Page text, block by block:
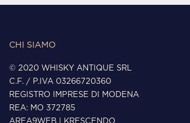
CHI SIAMO
© 2020 WHISKY ANTIQUE SRL
C.F. / P.IVA 03266720360
REGISTRO IMPRESE DI MODENA
REA: MO 372785